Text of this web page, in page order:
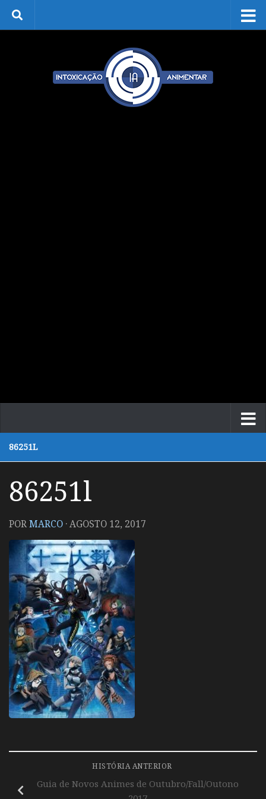
Skip to content
86251L
86251l
PORMARCO ·AGOSTO 12, 2017
HISTÓRIA ANTERIOR
Guia de Novos Animes de Outubro/Fall/Outono